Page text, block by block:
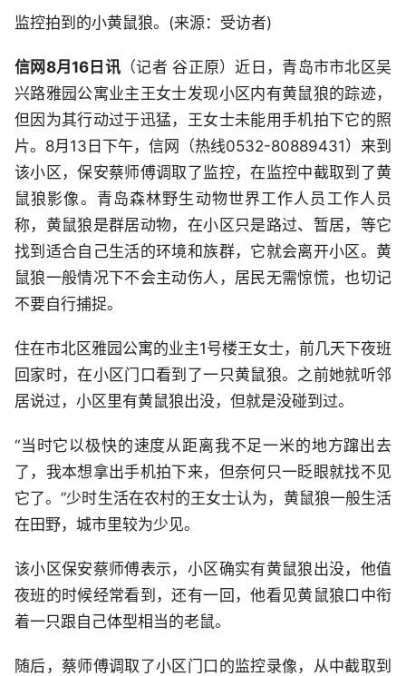
监控拍到的小黄鼠狼。(来源：受访者)
信网8月16日讯 （记者 谷正原）近日，青岛市市北区吴
兴路雅园公寓业主王女士发现小区内有黄鼠狼的踪迹，
但因为其行动过于迅猛，王女士未能用手机拍下它的照
片。8月13日下午，信网（热线0532-80889431）来到
该小区，保安蔡师傅调取了监控，在监控中截取到了黄
鼠狼影像。青岛森林野生动物世界工作人员工作人员
称，黄鼠狼是群居动物，在小区只是路过、暂居，等它
找到适合自己生活的环境和族群，它就会离开小区。黄
鼠狼一般情况下不会主动伤人，居民无需惊慌，也切记
不要自行捕捉。
住在市北区雅园公寓的业主1号楼王女士，前几天下夜班
回家时，在小区门口看到了一只黄鼠狼。之前她就听邻
居说过，小区里有黄鼠狼出没，但就是没碰到过。
“当时它以极快的速度从距离我不足一米的地方蹿出去
了，我本想拿出手机拍下来，但奈何只一眨眼就找不见
它了。”少时生活在农村的王女士认为，黄鼠狼一般生活
在田野，城市里较为少见。
该小区保安蔡师傅表示，小区确实有黄鼠狼出没，他值
夜班的时候经常看到，还有一回，他看见黄鼠狼口中衔
着一只跟自己体型相当的老鼠。
随后，蔡师傅调取了小区门口的监控录像，从中截取到